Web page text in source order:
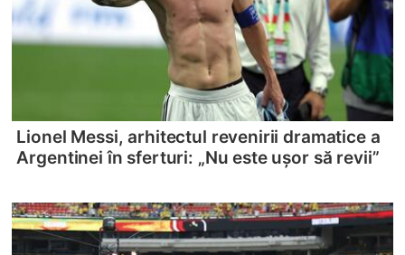
Lionel Messi, arhitectul revenirii dramatice a
Argentinei în sferturi: „Nu este ușor să revii”